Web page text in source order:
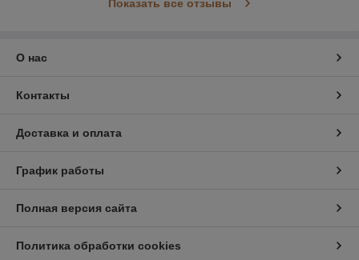
Показать все отзывы
О нас
Контакты
Доставка и оплата
График работы
Полная версия сайта
Политика обработки cookies